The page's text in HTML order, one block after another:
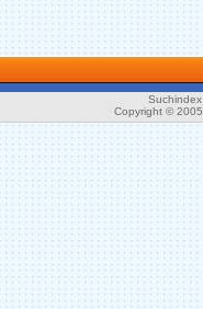
Copyright ©